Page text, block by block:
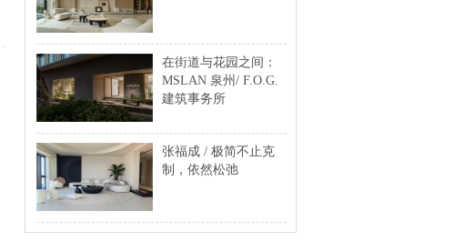
在街道与花园之间：
MSLAN 泉州/ F.O.G.
建筑事务所
张福成 / 极简不止克
制，依然松弛